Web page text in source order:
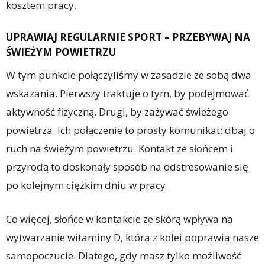
kosztem pracy.
UPRAWIAJ REGULARNIE SPORT – PRZEBYWAJ NA
ŚWIEŻYM POWIETRZU
W tym punkcie połączyliśmy w zasadzie ze sobą dwa
wskazania. Pierwszy traktuje o tym, by podejmować
aktywność fizyczną. Drugi, by zażywać świeżego
powietrza. Ich połączenie to prosty komunikat: dbaj o
ruch na świeżym powietrzu. Kontakt ze słońcem i
przyrodą to doskonały sposób na odstresowanie się
po kolejnym ciężkim dniu w pracy.
Co więcej, słońce w kontakcie ze skórą wpływa na
wytwarzanie witaminy D, która z kolei poprawia nasze
samopoczucie. Dlatego, gdy masz tylko możliwość